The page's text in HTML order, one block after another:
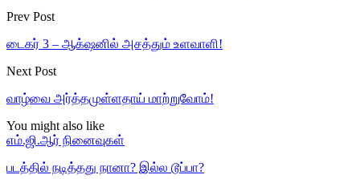
Prev Post
டைகர் 3 – ஆக்‌ஷனில் அசத்தும் உளவாளி!
Next Post
வாழ்வை அர்த்தமுள்ளதாய் மாற்றுவோம்!
You might also like
எம்.ஜி.ஆர் நினைவுகள்
படத்தில் நடித்தது நானா? இல்ல டூப்பா?